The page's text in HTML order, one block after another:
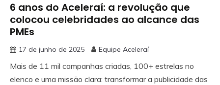
6 anos do Aceleraí: a revolução que
colocou celebridades ao alcance das
PMEs
17 de junho de 2025 Equipe Aceleraí
Mais de 11 mil campanhas criadas, 100+ estrelas no
elenco e uma missão clara: transformar a publicidade das